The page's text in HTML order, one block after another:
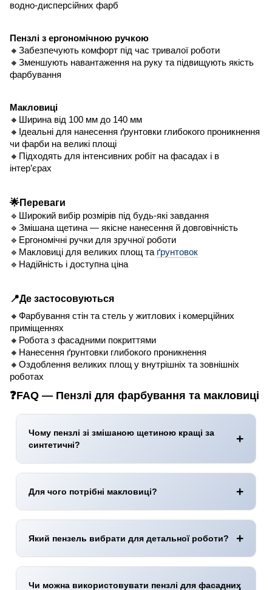
водно-дисперсійних фарб
Пензлі з ергономічною ручкою
🔸Забезпечують комфорт під час тривалої роботи
🔸Зменшують навантаження на руку та підвищують якість
фарбування
Макловиці
🔸Ширина від 100 мм до 140 мм
🔸Ідеальні для нанесення ґрунтовки глибокого проникнення
чи фарби на великі площі
🔸Підходять для інтенсивних робіт на фасадах і в
інтер’єрах
🌟Переваги
🔹Широкий вибір розмірів під будь-які завдання
🔹Змішана щетина — якісне нанесення й довговічність
🔹Ергономічні ручки для зручної роботи
🔹Макловиці для великих площ та ґрунтовок
🔹Надійність і доступна ціна
📍Де застосовуються
🔸Фарбування стін та стель у житлових і комерційних
приміщеннях
🔸Робота з фасадними покриттями
🔸Нанесення ґрунтовки глибокого проникнення
🔸Оздоблення великих площ у внутрішніх та зовнішніх
роботах
❓FAQ — Пензлі для фарбування та макловиці
Чому пензлі зі змішаною щетиною кращі за
синтетичні?
розшаровуєтьсяі зменшує ризик появи
Для чого потрібні макловиці?
фасади). Забезпечує рівний шар і продуктивність.
Який пензель вибрати для детальної роботи?
крайбез «зубців».
Чи можна використовувати пензлі для фасадних